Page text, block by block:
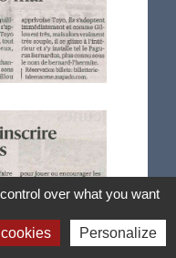
over what you want
Personalize